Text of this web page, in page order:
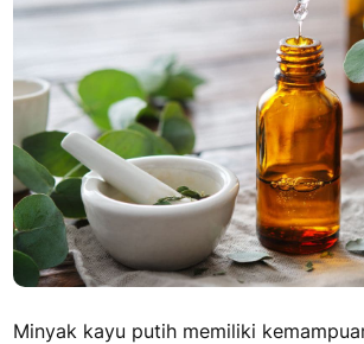
Minyak kayu putih memiliki